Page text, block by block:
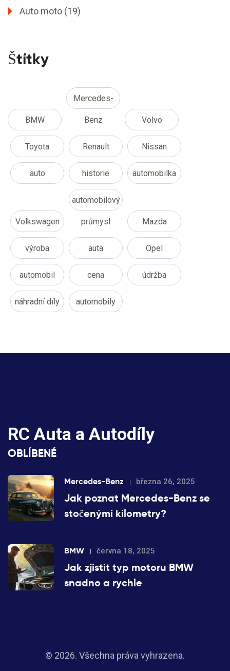
Auto moto (19)
Štítky
BMW
Mercedes-
Benz Volvo
Toyota Renault Nissan
auto historie automobilka
Volkswagen
automobilový
průmysl Mazda
výroba auta Opel
automobil cena údržba
náhradní díly automobily
RC Auta a Autodíly
OBLÍBENÉ
Mercedes-Benz března 26, 2025
Jak poznat Mercedes-Benz se
stočenými kilometry?
BMW června 18, 2025
Jak zjistit typ motoru BMW
snadno a rychle
© 2026. Všechna práva vyhrazena.